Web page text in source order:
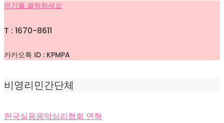
여기를 클릭하세요
T : 1670-8611
카카오톡 ID : KPMPA
비영리민간단체
한국실용음악심리협회 연혁